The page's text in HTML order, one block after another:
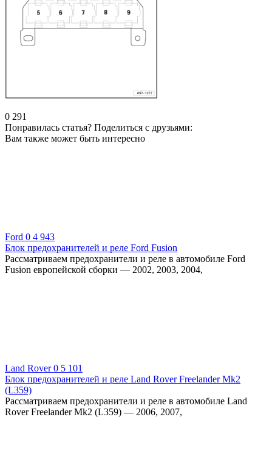
0 291
Понравилась статья? Поделиться с друзьями:
Вам также может быть интересно
Ford 0 4 943
Блок предохранителей и реле Ford Fusion
Рассматриваем предохранители и реле в автомобиле Ford
Fusion европейской сборки — 2002, 2003, 2004,
Land Rover0 5 101
Блок предохранителей и реле Land Rover Freelander Mk2
(L359)
Рассматриваем предохранители и реле в автомобиле Land
Rover Freelander Mk2 (L359) — 2006, 2007,